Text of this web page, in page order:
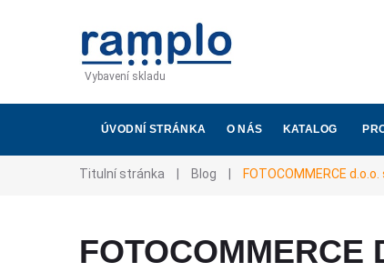
Vybavení skladu
ÚVODNÍ STRÁNKA O NÁS KATALOG
Titulní stránka Blog FOTOCOMMERCE
FOTOCOMMERCE